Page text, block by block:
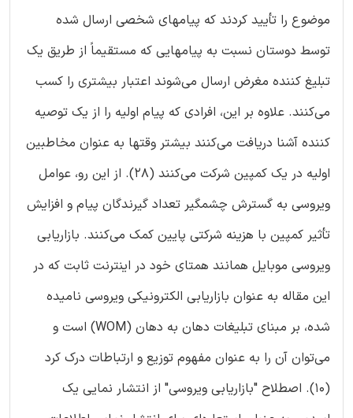
موضوع را تأیید كردند که پیامهای شخصی ارسال شده
توسط دوستان نسبت به پیامهایی که مستقیماً از طریق یک
تبلیغ کننده مغرض ارسال می‌شوند اعتبار بیشتری را کسب
می‌کنند. علاوه بر این، افرادی که پیام اولیه را از یک توصیه
کننده آشنا دریافت می‌کنند بیشتر وقتها به عنوان مخاطبین
اولیه در یک کمپین شرکت می‌کنند (28). از این رو، عوامل
ویروسی به گسترش چشمگیر تعداد گیرندگان پیام و افزایش
تأثیر کمپین با هزینه شرکتی پایین کمک می‌کنند. بازاریابی
ویروسی موبایل همانند همتای خود در اینترنت ثابت که در
این مقاله به عنوان بازاریابی الکترونیکی ویروسی نامیده
شده، بر مبنای تبلیغات دهان به دهان (WOM) است و
می‌توان آن را به عنوان مفهوم توزیع و ارتباطات درک کرد
(10). اصطلاح "بازاریابی ویروسی" از انتشار نمایی یک